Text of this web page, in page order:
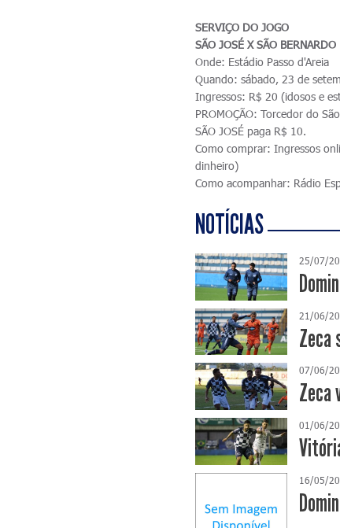
SERVIÇO DO JOGO
SÃO JOSÉ X SÃO BERNARDO
Onde: Estádio Passo d'Areia
Quando: sábado, 23 de
Ingressos: R$ 20 (idosos e
PROMOÇÃO: Torcedor do
SÃO JOSÉ paga R$ 10.
Como comprar: Ingressos
dinheiro)
Como acompanhar: Rádio
NOTÍCIAS
25/07/
21/06/
Zeca
07/06/
Zeca
01/06/
16/05/